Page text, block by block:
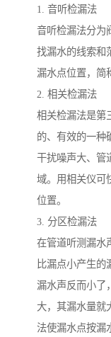
1. 音听检漏法
音听检漏法分为
找漏水的线索和
漏水点位置，简
2. 相关检漏法
相关检漏法是第
的、有效的一种
干扰噪声大、管
域。用相关仪可
位置。
3. 分区检漏法
在管道听测漏水
比漏点小产生的
漏水声反而小了
大，其漏水量就
法使漏水点按漏